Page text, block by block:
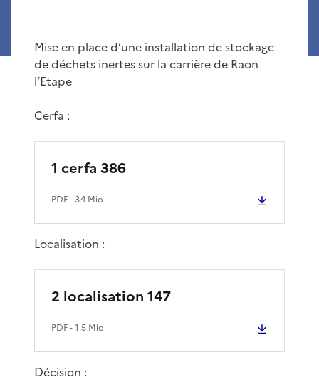
Mise en place d’une installation de stockage
de déchets inertes sur la carrière de Raon
l’Etape
Cerfa :
1 cerfa 386
PDF- 3.4 Mio
Localisation :
2 localisation 147
PDF- 1.5 Mio
Décision :